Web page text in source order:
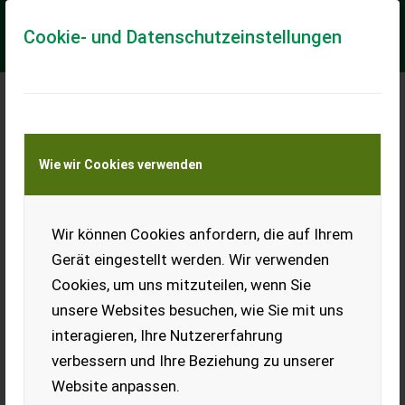
Cookie- und Datenschutzeinstellungen
Wie wir Cookies verwenden
Wir können Cookies anfordern, die auf Ihrem
Gerät eingestellt werden. Wir verwenden
Cookies, um uns mitzuteilen, wenn Sie
unsere Websites besuchen, wie Sie mit uns
interagieren, Ihre Nutzererfahrung
verbessern und Ihre Beziehung zu unserer
Website anpassen.
Meine Transportkostenanfrage
Transport von Land- und Baumaschinen –
KEINE Tiertransporte
Pöttinger LION 6002 C
neuwertige Pöttinger Kreiselegge
hydraulische Klappung * hydraulische Tiefenverstellung *
gefederte Traktorspurlockerer ...
EUR 50.400 inkl. 20 % MwSt.